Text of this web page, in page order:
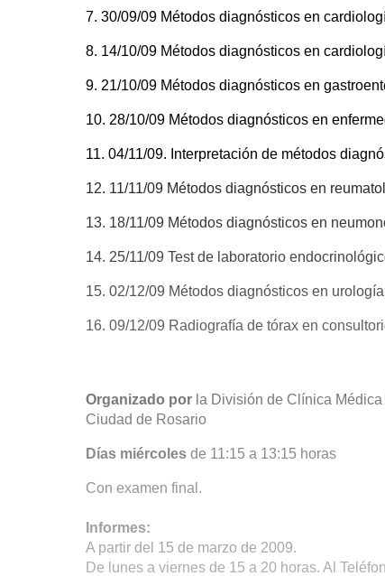
7. 30/09/09 Métodos diagnósticos en
8. 14/10/09 Métodos diagnósticos en
9. 21/10/09 Métodos diagnósticos en
10. 28/10/09 Métodos diagnósticos en
11. 04/11/09. Interpretación de métodos
12. 11/11/09 Métodos diagnósticos en
13. 18/11/09 Métodos diagnósticos en
14. 25/11/09 Test de laboratorio
15. 02/12/09 Métodos diagnósticos en
16. 09/12/09 Radiografía de tórax en
Organizado por la División de Clínica
Ciudad de Rosario
Días miércoles de 11:15 a 13:15 horas
Con examen final.
Informes:
A partir del 15 de marzo de 2009.
De lunes a viernes de 15 a 20 horas. Al